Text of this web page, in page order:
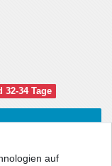
32-34 Tage
auf